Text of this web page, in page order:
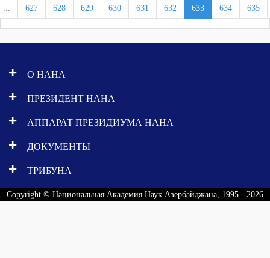
... 627 628 629 630 631 632 633 634 635
О НАНА
ПРЕЗИДЕНТ НАНА
АППАРАТ ПРЕЗИДИУМА НАНА
ДОКУМЕНТЫ
ТРИБУНА
Copyright © Национальная Академия Наук Азербайджана, 1995 - 2026